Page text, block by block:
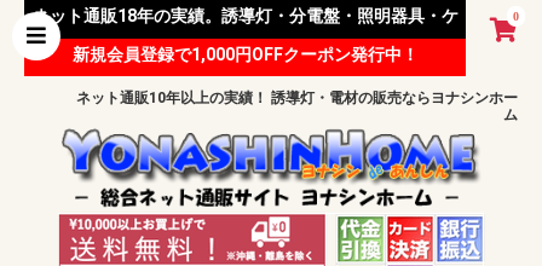
0
ネット通販18年の実績。誘導灯・分電盤・照明器具・ケ
ーブル等 様々な資材を取り扱っています。
新規会員登録で1,000円OFFクーポン発行中！
ネット通販10年以上の実績！ 誘導灯・電材の販売ならヨナシンホー
ム